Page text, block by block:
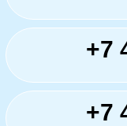
+7
+7